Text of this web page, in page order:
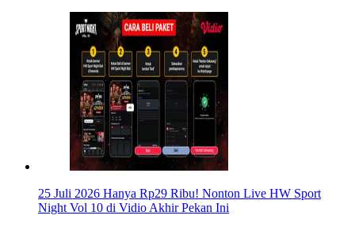
25 Juli 2026 Hanya Rp29 Ribu! Nonton Live HW Sport
Night Vol 10 di Vidio Akhir Pekan Ini